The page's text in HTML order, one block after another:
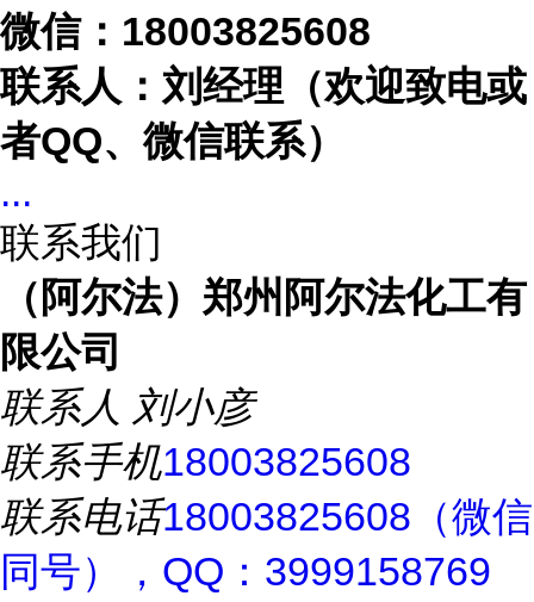
微信： 18003825608
联系人：刘经理（欢迎致电或
者QQ、微信联系）
...
联系我们
（阿尔法）郑州阿尔法化工有
限公司
联系人 刘小彦
联系手机18003825608
联系电话18003825608（微信
同号），QQ：3999158769